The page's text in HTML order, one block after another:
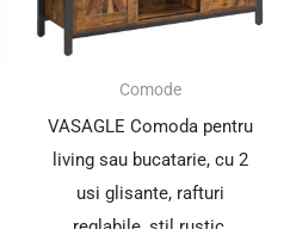
Comode
VASAGLE Comoda pentru
living sau bucatarie, cu 2
usi glisante, rafturi
reglabile, stil rustic,